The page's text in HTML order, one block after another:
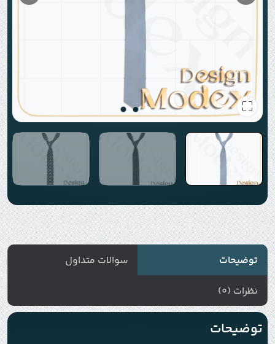
توضیحات
سوالات متداول
نظرات (0)
توضیحات